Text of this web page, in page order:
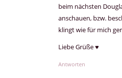
beim nächsten
anschauen, bzw.
klingt wie für mich
Liebe Grüße ♥
Antworten